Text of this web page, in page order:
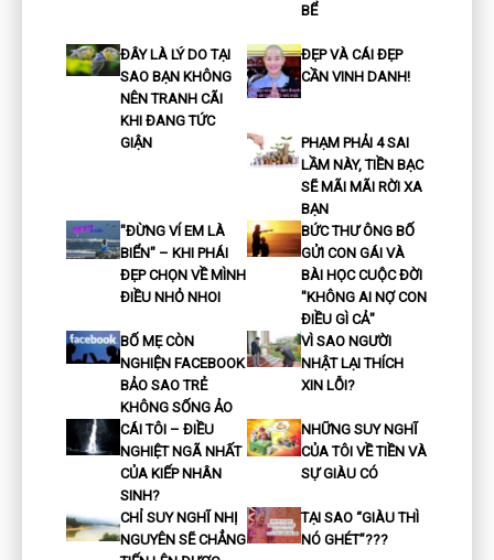
BỂ
ĐÂY LÀ LÝ DO TẠI
SAO BẠN KHÔNG
NÊN TRANH CÃI
KHI ĐANG TỨC
GIẬN
ĐẸP VÀ CÁI ĐẸP
CẦN VINH DANH!
PHẠM PHẢI 4 SAI
LẦM NÀY, TIỀN BẠC
SẼ MÃI MÃI RỜI XA
BẠN
"ĐỪNG VÍ EM LÀ
BIỂN" – KHI PHÁI
ĐẸP CHỌN VỀ MÌNH
ĐIỀU NHỎ NHOI
BỨC THƯ ÔNG BỐ
GỬI CON GÁI VÀ
BÀI HỌC CUỘC ĐỜI
"KHÔNG AI NỢ CON
ĐIỀU GÌ CẢ"
BỐ MẸ CÒN
NGHIỆN FACEBOOK
BẢO SAO TRẺ
KHÔNG SỐNG ẢO
VÌ SAO NGƯỜI
NHẬT LẠI THÍCH
XIN LỖI?
CÁI TÔI – ĐIỀU
NGHIỆT NGÃ NHẤT
CỦA KIẾP NHÂN
SINH?
NHỮNG SUY NGHĨ
CỦA TÔI VỀ TIỀN VÀ
SỰ GIÀU CÓ
CHỈ SUY NGHĨ NHỊ
NGUYÊN SẼ CHẲNG
TẠI SAO “GIÀU THÌ
NÓ GHÉT”???